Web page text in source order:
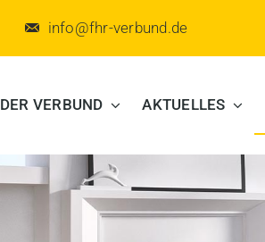
info@fhr-verbund.de
DER VERBUND AKTUELLES